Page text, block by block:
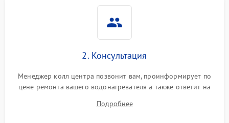
2. Консультация
Менеджер колл центра позвонит вам, проинформирует по
цене ремонта вашего водонагревателя а также ответит на
Подробнее